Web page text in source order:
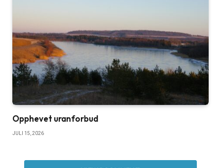
Opphevet uranforbud
JULI 15, 2026